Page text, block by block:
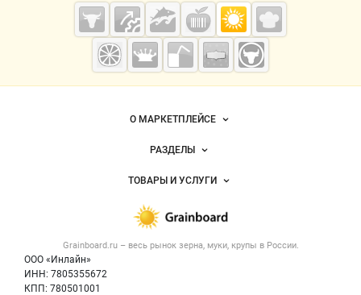
Cсылки на полезные проекты
Grainboard.ru
— зерно и
мука
Важные разделы и контакты
Grainboard.ru – весь рынок зерна, муки, крупы в России.
ООО «Инлайн»
ИНН: 7805355672
КПП: 780501001
Навигация по сайтуО МАРКЕТПЛЕЙСЕ
Новости Grainboard.ru
Размещение рекламы
Публичная оферта
Контактная информация
Политика обработки персональных данных
РАЗДЕЛЫ
Объявления
Новости рынка
ТОВАРЫ И УСЛУГИ
Крупы
Мука